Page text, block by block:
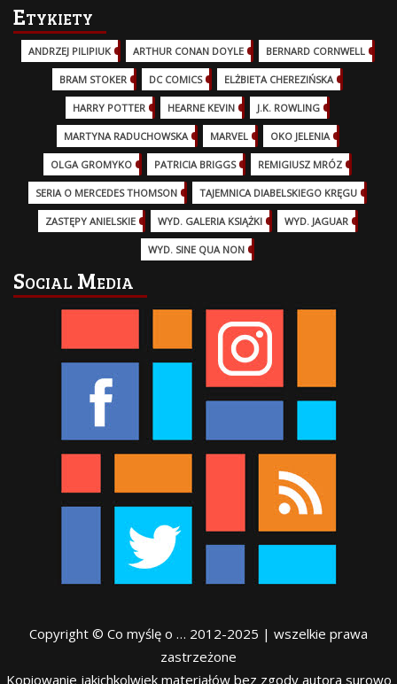
Etykiety
ANDRZEJ PILIPIUK (29)ARTHUR CONAN DOYLE BERNARD CORNWELL
BRAM STOKER DC COMICS (17)ELŻBIETA CHEREZIŃSKA
HARRY POTTER (13)HEARNE KEVIN J.K. ROWLING
MARTYNA RADUCHOWSKA MARVEL (32)OKO JELENIA
OLGA GROMYKO PATRICIA BRIGGS (12)REMIGIUSZ MRÓZ
SERIA O MERCEDES THOMSON (11)TAJEMNICA DIABELSKIEGO KRĘGU
ZASTĘPY ANIELSKIE WYD. GALERIA KSIĄŻKI WYD. JAGUAR
WYD. SINE QUA NON
Social Media
Copyright © Co myślę o … 2012-2025 | wszelkie prawa
zastrzeżone
Kopiowanie jakichkolwiek materiałów bez zgody autora surowo